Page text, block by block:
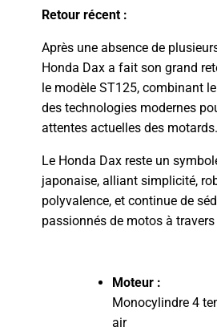
Retour récent :
Après une absence de
Honda Dax a fait son grand
le modèle ST125, combinant
des technologies modernes
attentes actuelles des motards.
Le Honda Dax reste un
japonaise, alliant simplicité,
polyvalence, et continue de
passionnés de motos à
Moteur :
Monocylindre 4
air